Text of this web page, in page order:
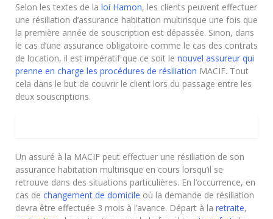
Selon les textes de la loi Hamon, les clients peuvent effectuer
une résiliation d’assurance habitation multirisque une fois que
la première année de souscription est dépassée. Sinon, dans
le cas d’une assurance obligatoire comme le cas des contrats
de location, il est impératif que ce soit le nouvel assureur qui
prenne en charge les procédures de résiliation MACIF. Tout
cela dans le but de couvrir le client lors du passage entre les
deux souscriptions.
Un assuré à la MACIF peut effectuer une résiliation de son
assurance habitation multirisque en cours lorsqu’il se
retrouve dans des situations particulières. En l’occurrence, en
cas de changement de domicile où la demande de résiliation
devra être effectuée 3 mois à l’avance. Départ à la retraite,